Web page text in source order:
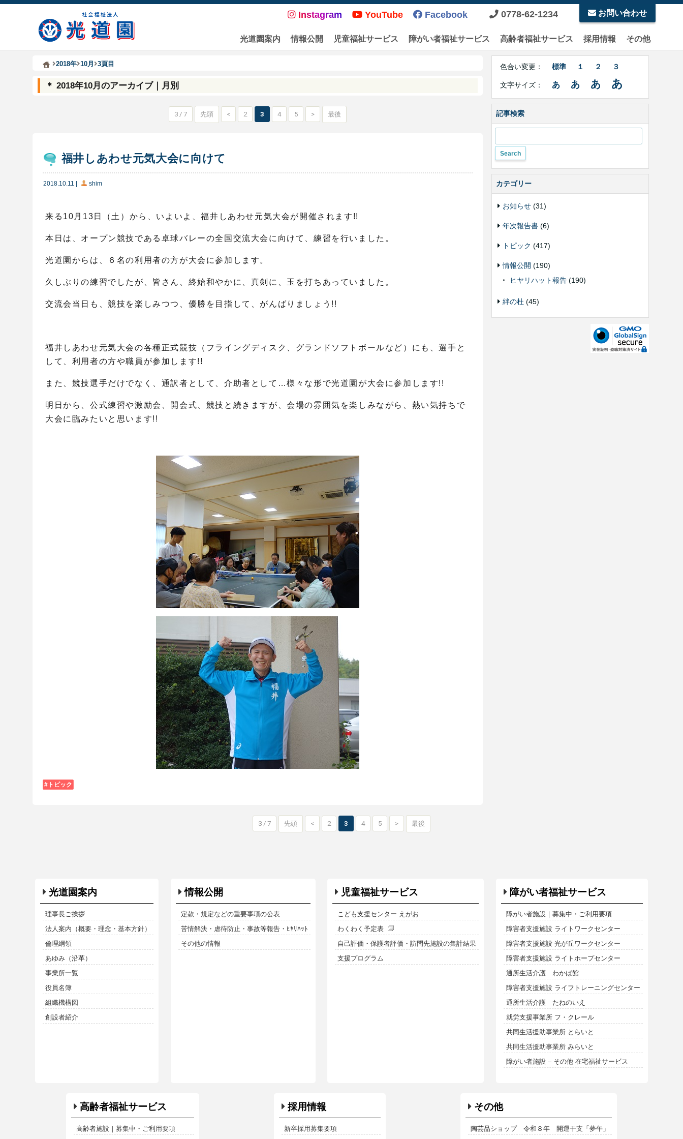
Instagram YouTube Facebook 0778-62-1234 お問い合わせ
光道園案内 情報公開 児童福祉サービス 障がい者福祉サービス 高齢者福祉サービス 採用情報 その他
Kodoen | Breadcrumbs list
社会福祉法人 光道園
2018年 10月 3頁目
＊ 2018年10月のアーカイブ｜月別
3 / 7 先頭 < 2 3 4 5 > 最後
福井しあわせ元気大会に向けて
2018.10.11 shim
来る10月13日（土）から、いよいよ、福井しあわせ元気大会が開催されます!!
本日は、オープン競技である卓球バレーの全国交流大会に向けて、練習を行いました。
光道園からは、６名の利用者の方が大会に参加します。
久しぶりの練習でしたが、皆さん、終始和やかに、真剣に、玉を打ちあっていました。
交流会当日も、競技を楽しみつつ、優勝を目指して、がんばりましょう!!
福井しあわせ元気大会の各種正式競技（フライングディスク、グランドソフトボールなど）にも、選手と
して、利用者の方や職員が参加します!!
また、競技選手だけでなく、通訳者として、介助者として…様々な形で光道園が大会に参加します!!
明日から、公式練習や激励会、開会式、競技と続きますが、会場の雰囲気を楽しみながら、熱い気持ちで
大会に臨みたいと思います!!
トピック
Right
Side
色
合
変
色合い変更： 標準 １ ２ ３
文字サイズ： あ あ あ あ
記事検索
カテゴリー
お知らせ (31)
年次報告書 (6)
トピック (417)
情報公開 (190)
ヒヤリハット報告 (190)
絆の杜 (45)
3 / 7 先頭 < 2 3 4 5 > 最後
光道園案内
理事長ご挨拶
法人案内（概要・理念・基本方針）
倫理綱領
あゆみ（沿革）
事業所一覧
役員名簿
組織機構図
創設者紹介
情報公開
定款・規定などの重要事項の公表
苦情解決・虐待防止・事故等報告・ﾋﾔﾘﾊｯﾄ
その他の情報
児童福祉サービス
こども支援センター えがお
わくわく予定表
自己評価・保護者評価・訪問先施設の集計結果
支援プログラム
障がい者福祉サービス
障がい者施設｜募集中・ご利用要項
障害者支援施設 ライトワークセンター
障害者支援施設 光が丘ワークセンター
障害者支援施設 ライトホープセンター
通所生活介護 わかば館
障害者支援施設 ライフトレーニングセンター
通所生活介護 たねのいえ
就労支援事業所 フ・クレール
共同生活援助事業所 とらいと
共同生活援助事業所 みらいと
障がい者施設 – その他 在宅福祉サービス
高齢者福祉サービス
高齢者施設｜募集中・ご利用要項
採用情報
新卒採用募集要項
その他
陶芸品ショップ 令和８年 開運干支「夢午」